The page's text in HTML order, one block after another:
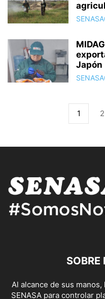
Japón
1 2
SOBRE
Al alcance de sus
SENASA para controlar